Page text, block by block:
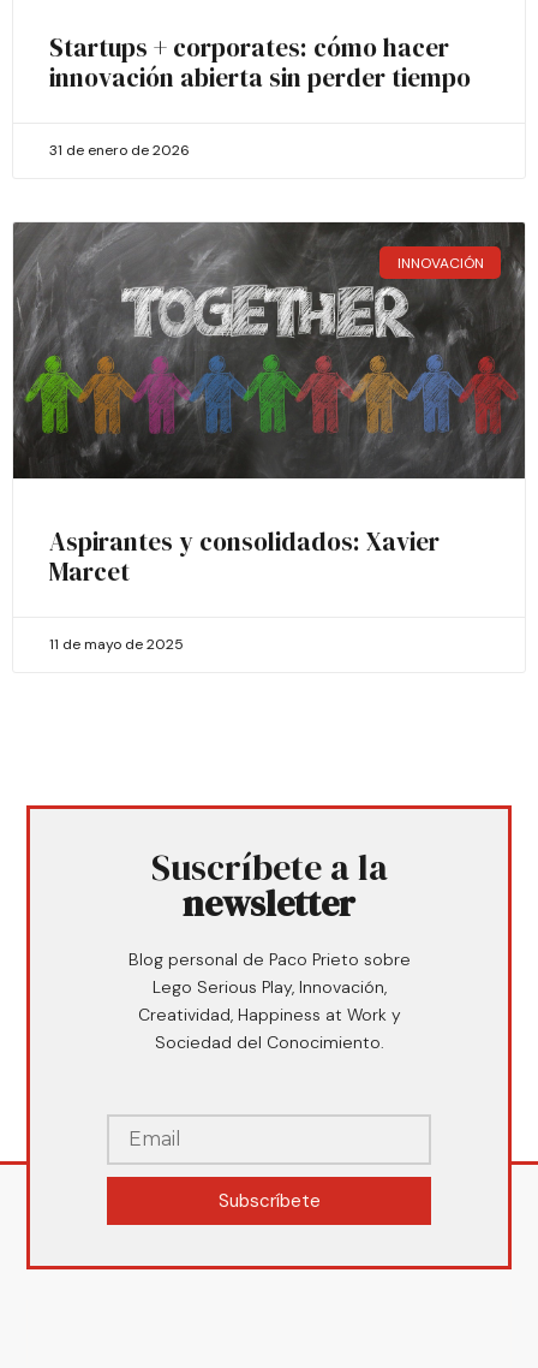
Startups + corporates: cómo hacer
innovación abierta sin perder tiempo
31 de enero de 2026
INNOVACIÓN
Aspirantes y consolidados: Xavier
Marcet
11 de mayo de 2025
Suscríbete a la
newsletter
Blog personal de Paco Prieto sobre
Lego Serious Play, Innovación,
Creatividad, Happiness at Work y
Sociedad del Conocimiento.
Subscríbete